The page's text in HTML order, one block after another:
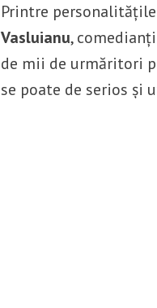
Printre
Vasluianu,
de mii de urmăritori
se poate de serios și